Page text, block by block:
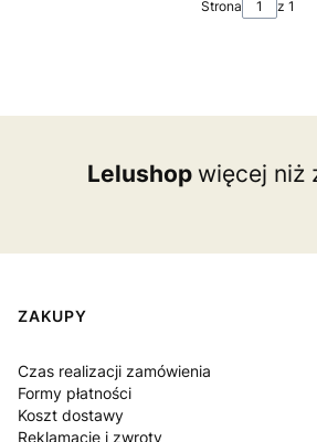
Strona z 1
Lelushop więcej niż
Linki w stopce
ZAKUPY
Czas realizacji zamówienia
Formy płatności
Koszt dostawy
Reklamacje i zwroty